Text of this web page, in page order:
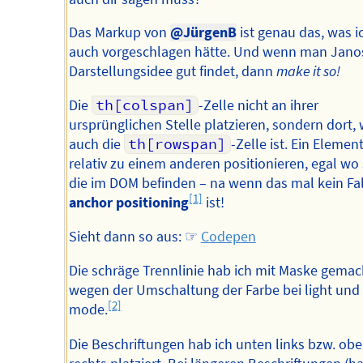
Das Markup von @JürgenBist genau das, was
auch vorgeschlagen hätte. Und wenn man
Darstellungsidee gut findet, dann make it so!
Die th[colspan] -Zelle nicht an ihrer
ursprünglichen Stelle platzieren, sondern dort,
auch die th[rowspan] -Zelle ist. Ein
relativ zu einem anderen positionieren, egal wo
die im DOM befinden – na wenn das mal kein
anchor positioning[1]ist!
Sieht dann so aus: ☞ Codepen
Die schräge Trennlinie hab ich mit Maske
wegen der Umschaltung der Farbe bei light
mode.[2]
Die Beschriftungen hab ich unten links bzw.